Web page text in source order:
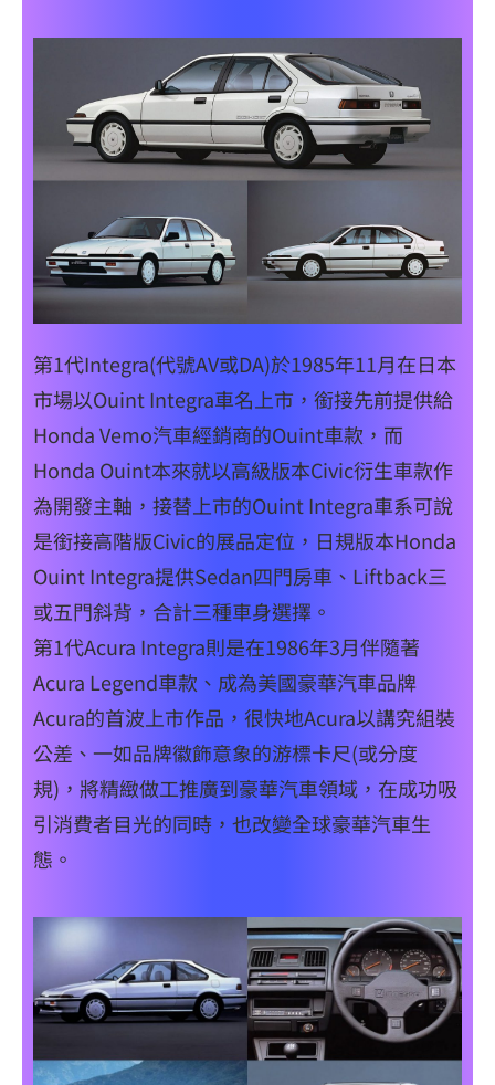
第1代Integra(代號AV或DA)於1985年11月在日本
市場以Ouint Integra車名上市，銜接先前提供給
Honda Vemo汽車經銷商的Ouint車款，而
Honda Ouint本來就以高級版本Civic衍生車款作
為開發主軸，接替上市的Ouint Integra車系可說
是銜接高階版Civic的展品定位，日規版本Honda
Ouint Integra提供Sedan四門房車、Liftback三
或五門斜背，合計三種車身選擇。
第1代Acura Integra則是在1986年3月伴隨著
Acura Legend車款、成為美國豪華汽車品牌
Acura的首波上市作品，很快地Acura以講究組裝
公差、一如品牌徽飾意象的游標卡尺(或分度
規)，將精緻做工推廣到豪華汽車領域，在成功吸
引消費者目光的同時，也改變全球豪華汽車生
態。